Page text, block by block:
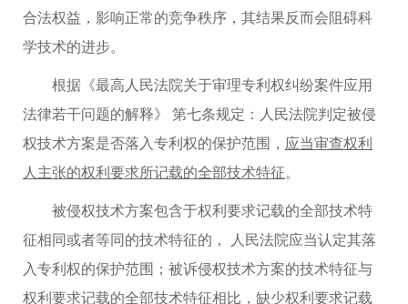
合法权益，影响正常的竞争秩序，其结果反而会阻碍科
学技术的进步。
根据《最高人民法院关于审理专利权纠纷案件应用
法律若干问题的解释》 第七条规定：人民法院判定被侵
权技术方案是否落入专利权的保护范围， 应当审查权利
人主张的权利要求所记载的全部技术特征。
被侵权技术方案包含于权利要求记载的全部技术特
征相同或者等同的技术特征的， 人民法院应当认定其落
入专利权的保护范围；被诉侵权技术方案的技术特征与
权利要求记载的全部技术特征相比，缺少权利要求记载